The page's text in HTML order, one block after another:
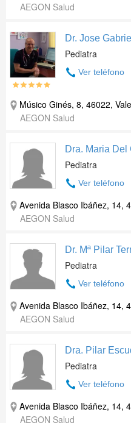
AEGON Salud
Dr. Jose
Pediatra
Ver teléfono
Músico Ginés, 8, 46022,
AEGON Salud
Dra. Maria Del
Pediatra
Ver teléfono
Avenida Blasco Ibáñez, 14,
AEGON Salud
Dr. Mª Pilar
Pediatra
Ver teléfono
Avenida Blasco Ibáñez, 14,
AEGON Salud
Dra. Pilar
Pediatra
Ver teléfono
Avenida Blasco Ibáñez, 14,
AEGON Salud